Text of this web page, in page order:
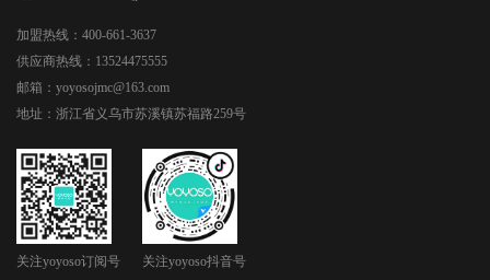
加盟热线：400-661-3637
供应商热线：13524475555
邮箱：yoyosojmc@163.com
地址：浙江省义乌市苏溪镇苏福路259号
关注yoyoso订阅号 关注yoyoso抖音号